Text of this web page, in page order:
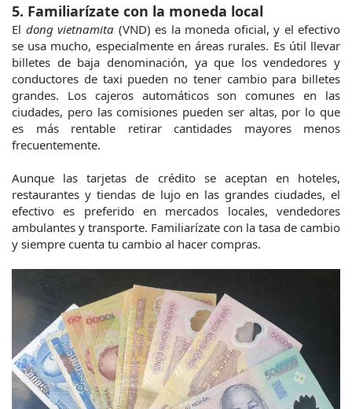
5. Familiarízate con la moneda local
El dong vietnamita (VND) es la moneda oficial, y el efectivo
se usa mucho, especialmente en áreas rurales. Es útil llevar
billetes de baja denominación, ya que los vendedores y
conductores de taxi pueden no tener cambio para billetes
grandes. Los cajeros automáticos son comunes en las
ciudades, pero las comisiones pueden ser altas, por lo que
es más rentable retirar cantidades mayores menos
frecuentemente.
Aunque las tarjetas de crédito se aceptan en hoteles,
restaurantes y tiendas de lujo en las grandes ciudades, el
efectivo es preferido en mercados locales, vendedores
ambulantes y transporte. Familiarízate con la tasa de cambio
y siempre cuenta tu cambio al hacer compras.